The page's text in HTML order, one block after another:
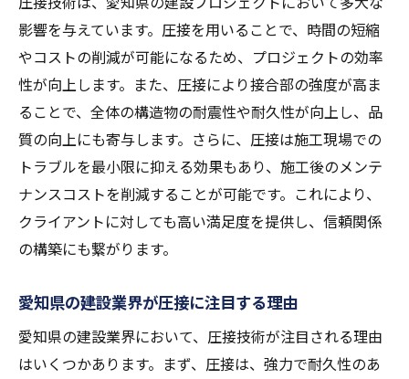
影響を与えています。圧接を用いることで、時間の短縮
やコストの削減が可能になるため、プロジェクトの効率
性が向上します。また、圧接により接合部の強度が高ま
ることで、全体の構造物の耐震性や耐久性が向上し、品
質の向上にも寄与します。さらに、圧接は施工現場での
トラブルを最小限に抑える効果もあり、施工後のメンテ
ナンスコストを削減することが可能です。これにより、
クライアントに対しても高い満足度を提供し、信頼関係
の構築にも繋がります。
愛知県の建設業界が圧接に注目する理由
愛知県の建設業界において、圧接技術が注目される理由
はいくつかあります。まず、圧接は、強力で耐久性のあ